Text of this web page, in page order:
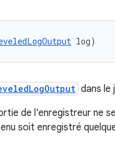
log)
dans le
de l'enregistreur ne
soit enregistré